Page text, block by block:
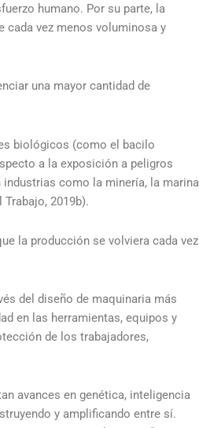
humano. Por su parte, la
cada vez menos voluminosa y
una mayor cantidad de
biológicos (como el bacilo
a la exposición a peligros
como la minería, la marina
2019b).
la producción se volviera cada vez
del diseño de maquinaria más
en las herramientas, equipos y
de los trabajadores,
avances en genética, inteligencia
y amplificando entre sí.